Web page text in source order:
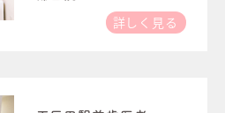
詳しく見る